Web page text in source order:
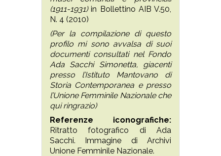
(1911-1931)in Bollettino AIB V.50,
N. 4 (2010)
(Per la compilazione di questo
profilo mi sono avvalsa di suoi
documenti consultati nel Fondo
Ada Sacchi Simonetta, giacenti
presso l’Istituto Mantovano di
Storia Contemporanea e presso
l’Unione Femminile Nazionale che
qui ringrazio)
Referenze iconografiche:
Ritratto fotografico di Ada
Sacchi. Immagine di Archivi
Unione Femminile Nazionale.